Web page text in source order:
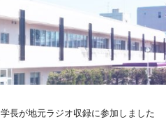
学長が地元ラジオ収録に参加しました